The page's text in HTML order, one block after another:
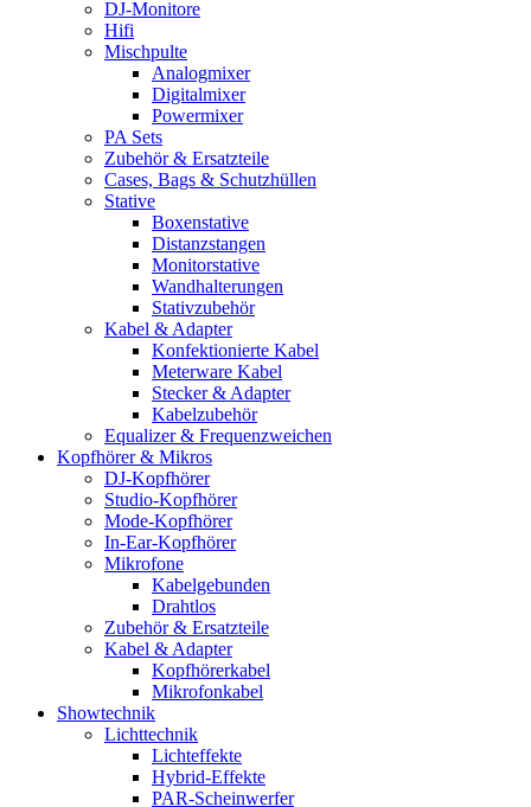
DJ-Monitore
Hifi
Mischpulte
Analogmixer
Digitalmixer
Powermixer
PA Sets
Zubehör & Ersatzteile
Cases, Bags & Schutzhüllen
Stative
Boxenstative
Distanzstangen
Monitorstative
Wandhalterungen
Stativzubehör
Kabel & Adapter
Konfektionierte Kabel
Meterware Kabel
Stecker & Adapter
Kabelzubehör
Equalizer & Frequenzweichen
Kopfhörer & Mikros
DJ-Kopfhörer
Studio-Kopfhörer
Mode-Kopfhörer
In-Ear-Kopfhörer
Mikrofone
Kabelgebunden
Drahtlos
Zubehör & Ersatzteile
Kabel & Adapter
Kopfhörerkabel
Mikrofonkabel
Showtechnik
Lichttechnik
Lichteffekte
Hybrid-Effekte
PAR-Scheinwerfer